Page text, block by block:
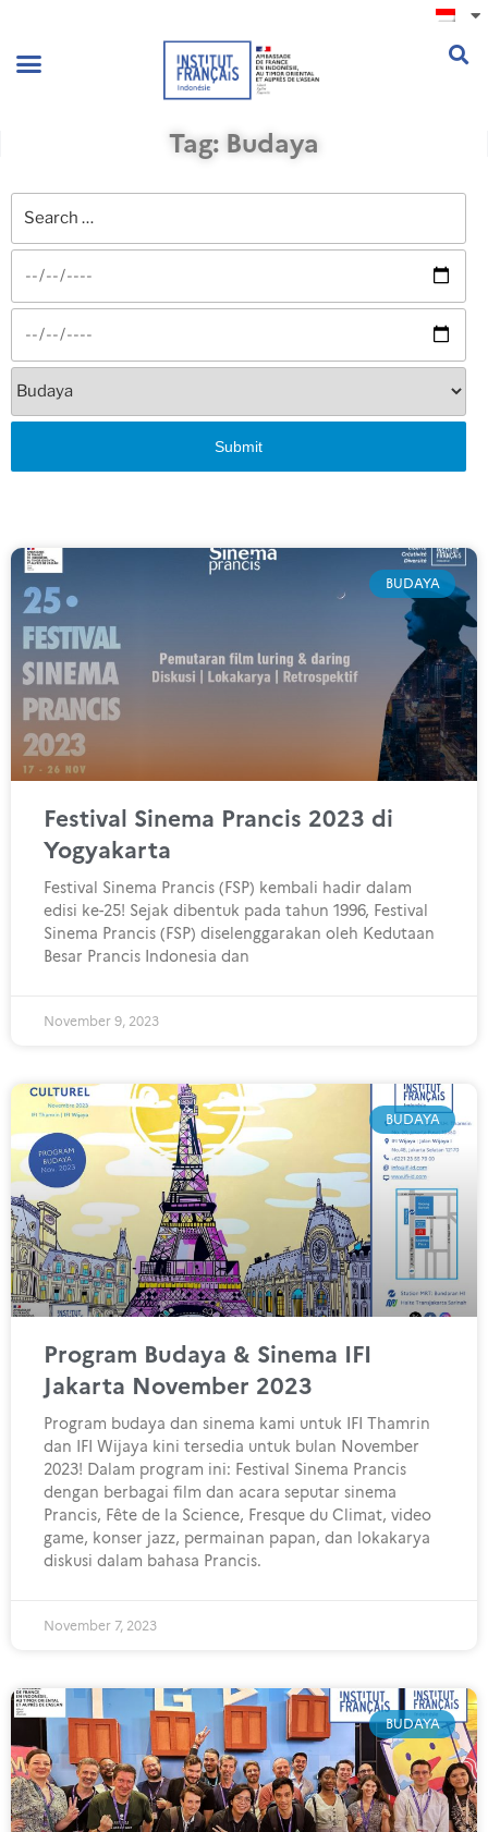
Tag: Budaya
BUDAYA
Festival Sinema Prancis 2023 di
Yogyakarta
Festival Sinema Prancis (FSP) kembali hadir dalam
edisi ke-25! Sejak dibentuk pada tahun 1996, Festival
Sinema Prancis (FSP) diselenggarakan oleh Kedutaan
Besar Prancis Indonesia dan
November 9, 2023
BUDAYA
Program Budaya & Sinema IFI
Jakarta November 2023
Program budaya dan sinema kami untuk IFI Thamrin
dan IFI Wijaya kini tersedia untuk bulan November
2023! Dalam program ini: Festival Sinema Prancis
dengan berbagai film dan acara seputar sinema
Prancis, Fête de la Science, Fresque du Climat, video
game, konser jazz, permainan papan, dan lokakarya
diskusi dalam bahasa Prancis.
November 7, 2023
BUDAYA